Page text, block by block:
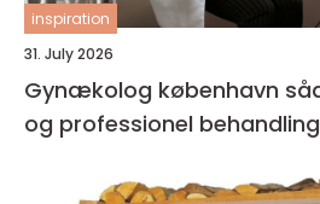
inspiration
31. July 2026
Gynækolog københavn sådan finder du tryg
og professionel behandling